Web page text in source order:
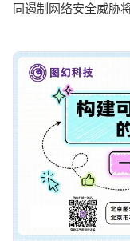
同遏制网络安全威胁